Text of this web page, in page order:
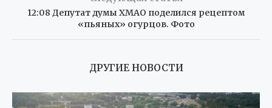
12:08 Депутат думы ХМАО поделился рецептом
«пьяных» огурцов. Фото
ДРУГИЕ НОВОСТИ